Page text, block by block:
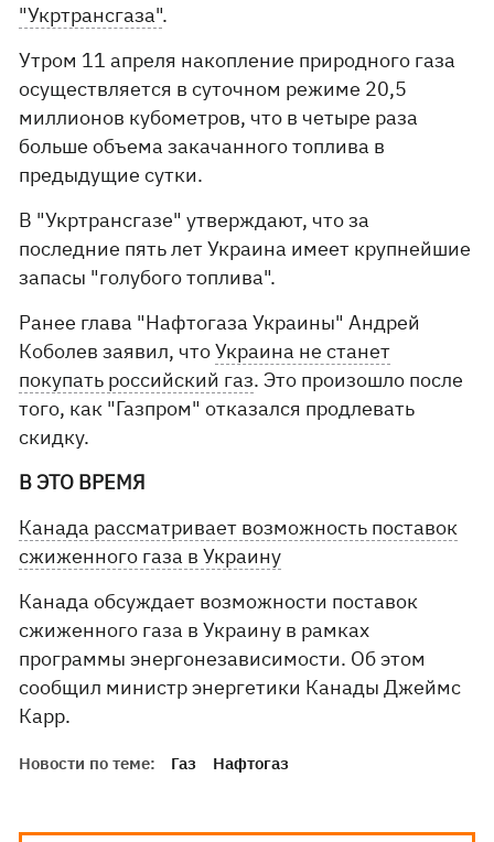
"Укртрансгаза".
Утром 11 апреля накопление природного газа
осуществляется в суточном режиме 20,5
миллионов кубометров, что в четыре раза
больше объема закачанного топлива в
предыдущие сутки.
В "Укртрансгазе" утверждают, что за
последние пять лет Украина имеет крупнейшие
запасы "голубого топлива".
Ранее глава "Нафтогаза Украины" Андрей
Коболев заявил, чтоУкраина не станет
покупать российский газ. Это произошло после
того, как "Газпром" отказался продлевать
скидку.
В ЭТО ВРЕМЯ
Канада рассматривает возможность поставок
сжиженного газа в Украину
Канада обсуждает возможности поставок
сжиженного газа в Украину в рамках
программы энергонезависимости. Об этом
сообщил министр энергетики Канады Джеймс
Карр.
Новости по теме: Газ Нафтогаз